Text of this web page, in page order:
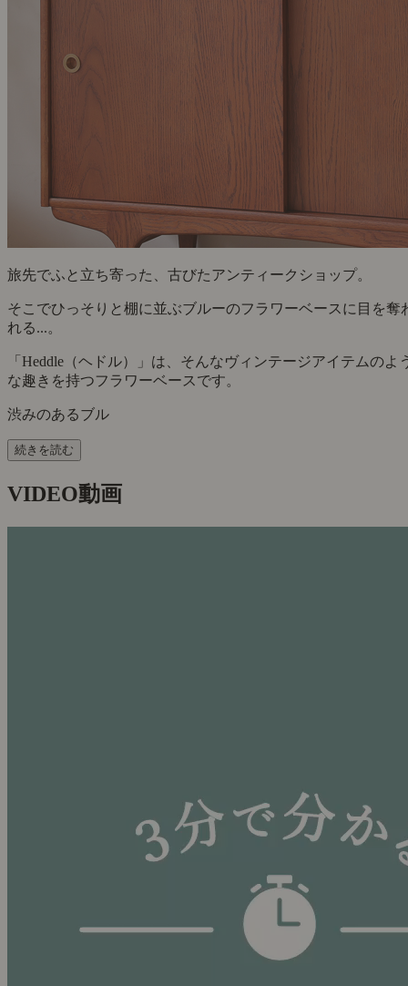
旅先でふと立ち寄った、古びたアンティークショップ。
そこでひっそりと棚に並ぶブルーのフラワーベースに目を奪
れる...。
「Heddle（ヘドル）」は、そんなヴィンテージアイテムのよ
な趣きを持つフラワーベースです。
渋みのあるブル
続きを読む
VIDEO動画